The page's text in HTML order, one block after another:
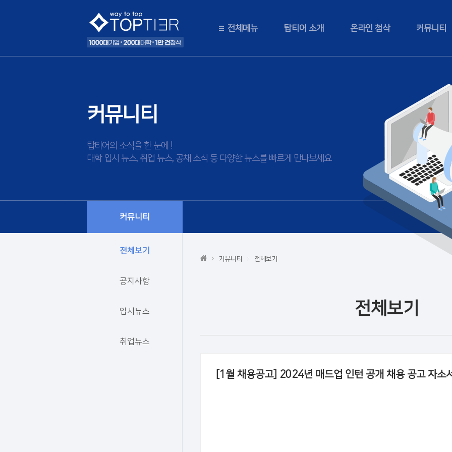
전체메뉴 탑티어 소개 온라인 첨삭 커뮤니티
커뮤니티
탑티어의 소식을 한 눈에 !
대학 입시 뉴스, 취업 뉴스, 공채 소식 등 다양한 뉴스를 빠르게 만나보세요
커뮤니티
전체보기
공지사항
입시뉴스
취업뉴스
커뮤니티 전체보기
전체보기
[1월 채용공고] 2024년 매드업 인턴 공개 채용 공고 자소